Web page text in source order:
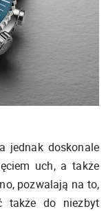
jednak doskonale
uch, a także
pozwalają na to,
także do niezbyt